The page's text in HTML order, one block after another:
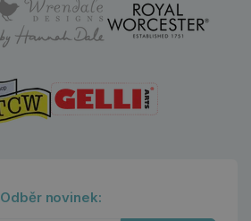
Odběr novinek: